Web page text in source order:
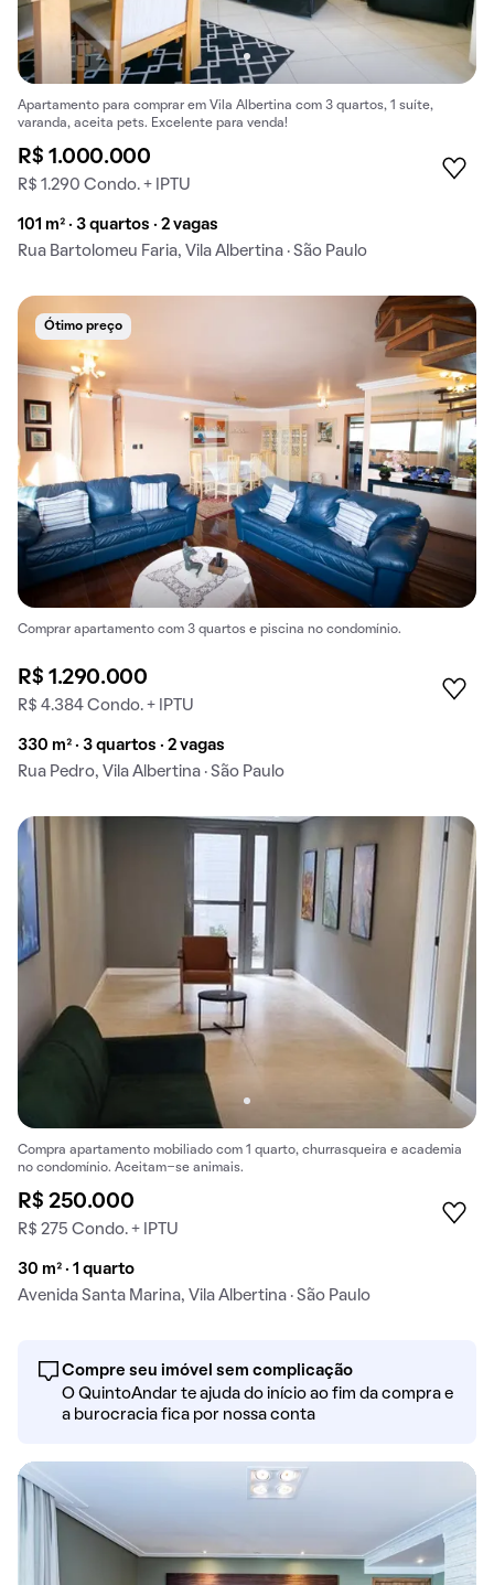
Apartamento para comprar em Vila Albertina com 3 quartos, 1 suíte,
varanda, aceita pets. Excelente para venda!
R$ 1.000.000
R$ 1.290 Condo. + IPTU
101 m² · 3 quartos · 2 vagas
Rua Bartolomeu Faria, Vila Albertina · São Paulo
Ótimo preço
Comprar apartamento com 3 quartos e piscina no condomínio.
R$ 1.290.000
R$ 4.384 Condo. + IPTU
330 m² · 3 quartos · 2 vagas
Rua Pedro, Vila Albertina · São Paulo
Compra apartamento mobiliado com 1 quarto, churrasqueira e academia
no condomínio. Aceitam-se animais.
R$ 250.000
R$ 275 Condo. + IPTU
30 m² · 1 quarto
Avenida Santa Marina, Vila Albertina · São Paulo
Compre seu imóvel sem complicação
O QuintoAndar te ajuda do início ao fim da compra e
a burocracia fica por nossa conta